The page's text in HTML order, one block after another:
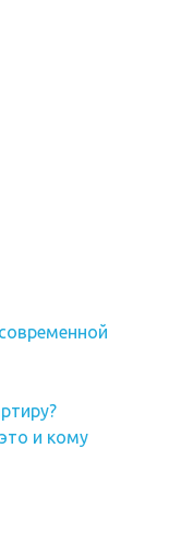
и кому